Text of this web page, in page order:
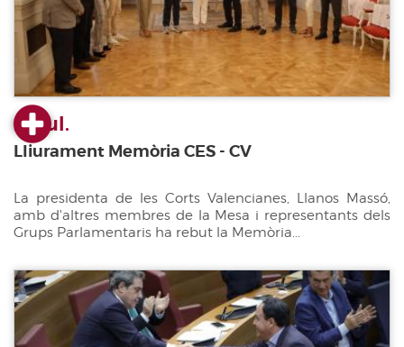
23 jul.
Lliurament Memòria CES - CV
La presidenta de les Corts Valencianes, Llanos Massó,
amb d'altres membres de la Mesa i representants dels
Grups Parlamentaris ha rebut la Memòria...